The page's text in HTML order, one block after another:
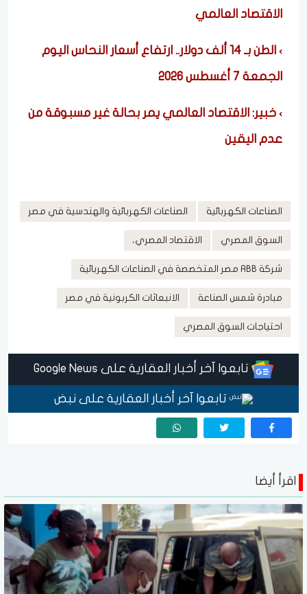
الاقتصاد العالمي
الطن بـ 14 ألف دولار.. ارتفاع أسعار النحاس اليوم
الجمعة 7 أغسطس 2026
خبير: الاقتصاد العالمي يمر بحالة غير مسبوقة من
عدم اليقين
الصناعات الكهربائية الصناعات الكهربائية والهندسية في مصر
السوق المصري الاقتصاد المصري،
شركة ABB مصر المتخصصة في الصناعات الكهربائية
مبادرة شمس الصناعة الانبعاثات الكربونية في مصر
احتياجات السوق المصري
تابعوا آخر أخبار العقارية على Google News
تابعوا آخر أخبار العقارية على نبض
اقرأ أيضا